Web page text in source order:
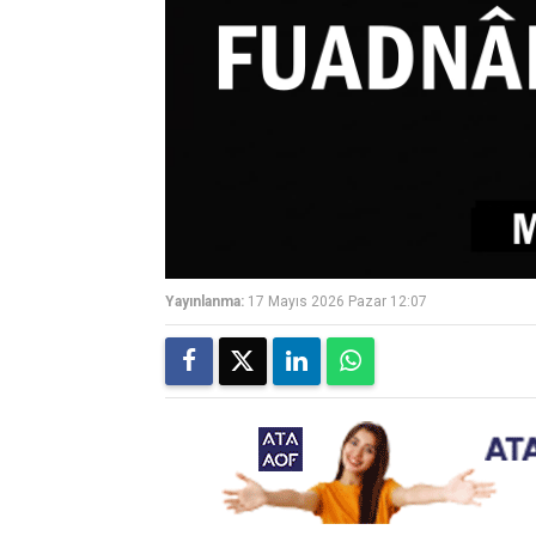
Yayınlanma: 17 Mayıs 2026 Pazar 12:07